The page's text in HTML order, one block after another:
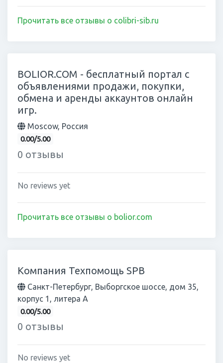
Прочитать все отзывы о colibri-sib.ru
BOLIOR.COM - бесплатный портал с
объявлениями продажи, покупки,
обмена и аренды аккаунтов онлайн
игр.
Moscow, Россия
0.00/5.00
0 отзывы
No reviews yet
Прочитать все отзывы о bolior.com
Компания Техпомощь SPB
Санкт-Петербург, Выборгское шоссе, дом 35,
корпус 1, литера А
0.00/5.00
0 отзывы
No reviews yet